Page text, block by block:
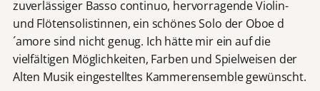
zuverlässiger Basso continuo, hervorragende Violin-
und Flötensolistinnen, ein schönes Solo der Oboe d
´amore sind nicht genug. Ich hätte mir ein auf die
vielfältigen Möglichkeiten, Farben und Spielweisen der
Alten Musik eingestelltes Kammerensemble gewünscht.